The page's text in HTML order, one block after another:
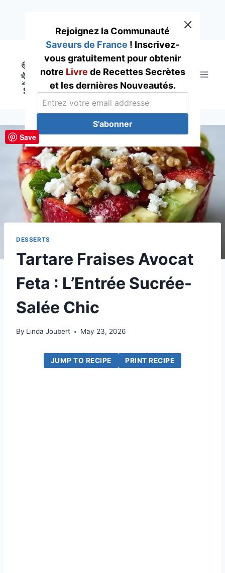
content
DESSERTS
Tartare Fraises Avocat
Feta : L’Entrée Sucrée-
Salée Chic
By Linda Joubert May 23, 2026
JUMP TO RECIPE PRINT RECIPE
Rejoignez la Communauté
Saveurs de France ! Inscrivez-
vous gratuitement pour obtenir
notre Livre de Recettes Secrètes
et les dernières Nouveautés.
S'abonner
Save